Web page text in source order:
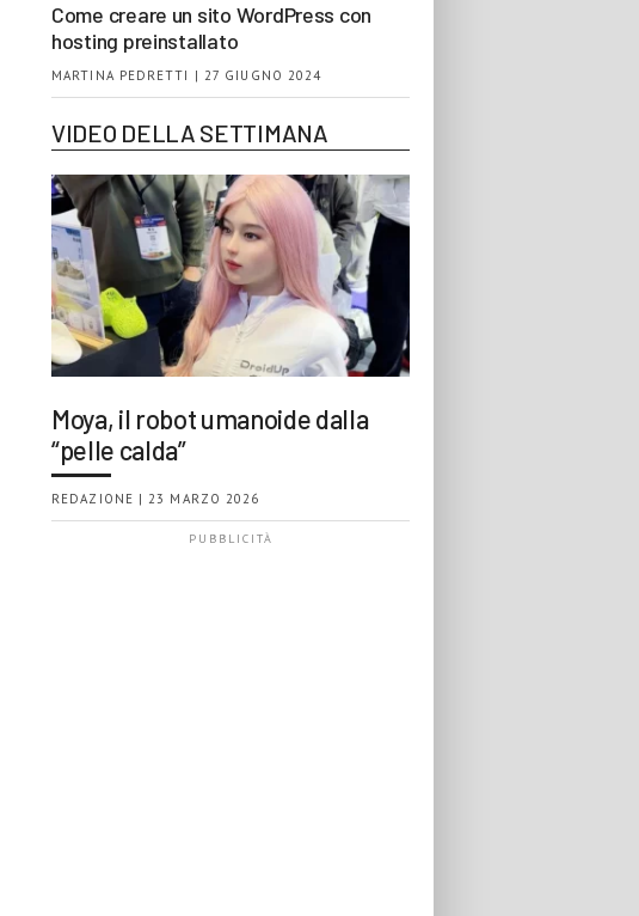
Come creare un sito WordPress con
hosting preinstallato
MARTINA PEDRETTI | 27 GIUGNO 2024
VIDEO DELLA SETTIMANA
Moya, il robot umanoide dalla
“pelle calda”
REDAZIONE | 23 MARZO 2026